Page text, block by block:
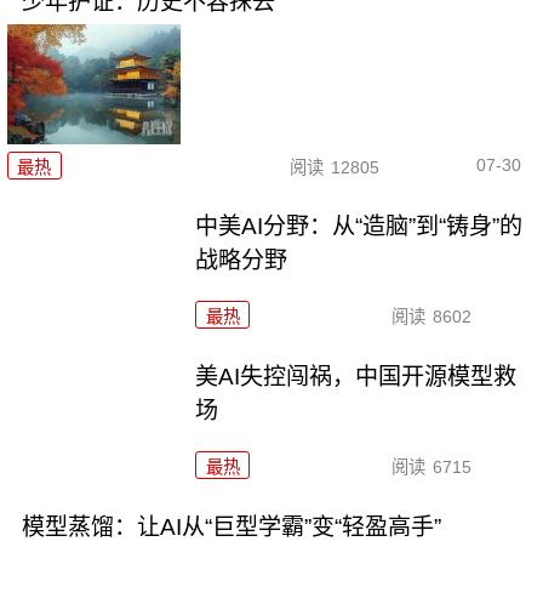
最热 阅读 12805 07-30
中美AI分野：从“造脑”到“铸身”的
战略分野
最热 阅读 8602
美AI失控闯祸，中国开源模型救
场
最热 阅读 6715
模型蒸馏：让AI从“巨型学霸”变“轻盈高手”